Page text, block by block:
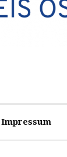
Impressum